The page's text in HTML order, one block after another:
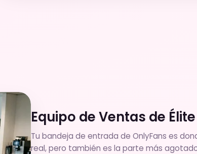
Equipo de Ventas de
Tu bandeja de entrada de OnlyFans es
real, pero también es la parte más